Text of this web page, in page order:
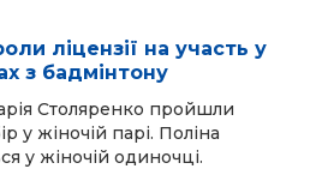
ліцензії на участь у
з бадмінтону
Столяренко пройшли
у жіночій парі. Поліна
у жіночій одиночці.